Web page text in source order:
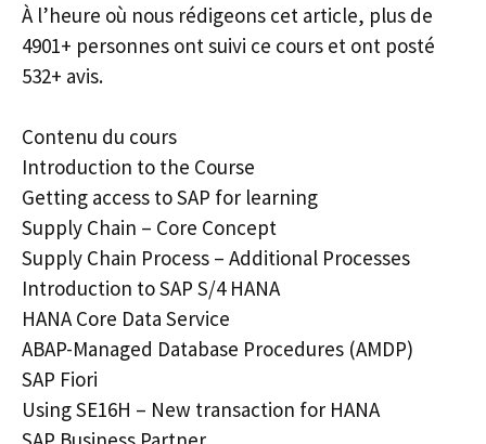
À l’heure où nous rédigeons cet article, plus de
4901+ personnes ont suivi ce cours et ont posté
532+ avis.
Contenu du cours
Introduction to the Course
Getting access to SAP for learning
Supply Chain – Core Concept
Supply Chain Process – Additional Processes
Introduction to SAP S/4 HANA
HANA Core Data Service
ABAP-Managed Database Procedures (AMDP)
SAP Fiori
Using SE16H – New transaction for HANA